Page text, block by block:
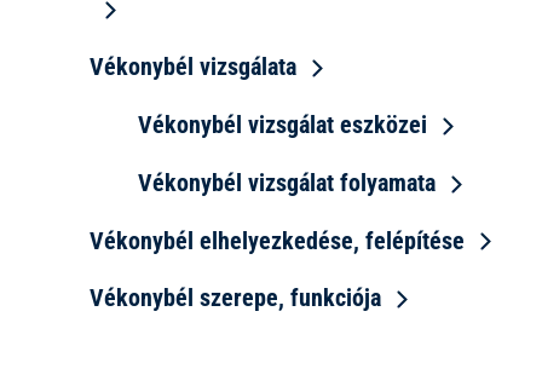
Vékonybél vizsgálata
Vékonybél vizsgálat eszközei
Vékonybél vizsgálat folyamata
Vékonybél elhelyezkedése, felépítése
Vékonybél szerepe, funkciója